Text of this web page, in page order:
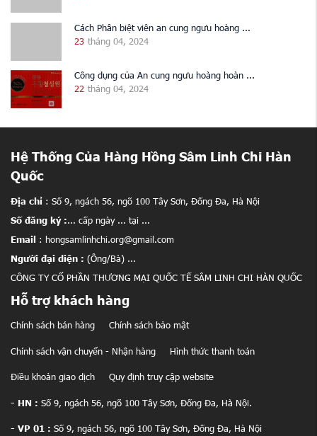
Cách Phân biệt viên an cung ngưu hoàng ...
23 tháng 04, 2024
Công dụng của An cung ngưu hoàng hoàn ...
22 tháng 04, 2024
Hệ Thống Của Hàng Hồng Sâm Linh Chi Hàn
Quốc
Địa chỉ : Số 9, ngách 56, ngõ 100 Tây Sơn, Đống Đa, Hà Nội
Số đăng ký :... cấp ngày ... tại ...
Email : hongsamlinhchi.org@gmail.com
Người đại diện : (Ông/Bà) ...
CÔNG TY CỔ PHẦN THƯƠNG MẠI QUỐC TẾ SÂM LINH CHI HÀN QUỐC
Hỗ trợ khách hàng
Chính sách bán hàng Chính sách bảo mật
Chính sách vận chuyển - Nhận hàng Hình thức thanh toán
Điều khoản giao dịch Quy định truy cập website
- HN : Số 9, ngách 56, ngõ 100 Tây Sơn, Đống Đa, Hà Nội.
- VP 01 : Số 9, ngách 56, ngõ 100 Tây Sơn, Đống Đa, Hà Nội